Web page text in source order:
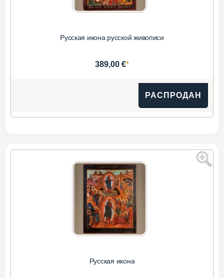
Русская икона русской живописи
389,00 €*
РАСПРОДАН
Русская икона